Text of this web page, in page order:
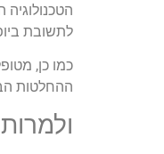
לתשובת
כמו כן,
ההחלטות